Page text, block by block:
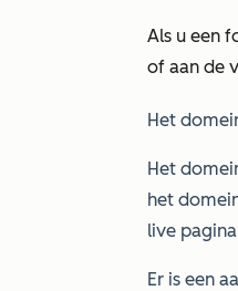
Als u een
of aan de
Het
Het
het
live
Er is een